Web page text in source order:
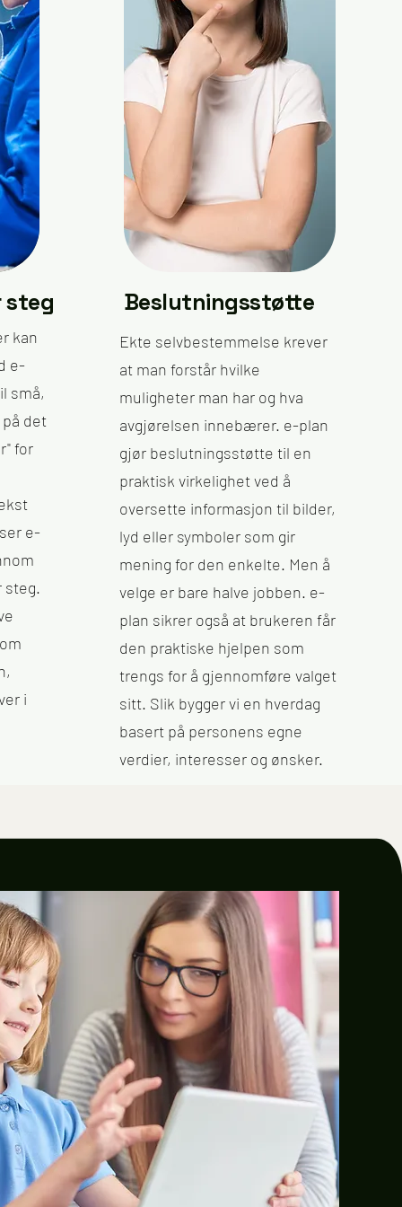
steg
kan
e-
små,
det
for
e-
steg.
i
Beslutningsstøtte
Ekte selvbestemmelse krever
at man forstår hvilke
muligheter man har og hva
avgjørelsen innebærer. e-plan
gjør beslutningsstøtte til en
praktisk virkelighet ved å
oversette informasjon til bilder,
lyd eller symboler som gir
mening for den enkelte. Men å
velge er bare halve jobben. e-
plan sikrer også at brukeren får
den praktiske hjelpen som
trengs for å gjennomføre valget
sitt. Slik bygger vi en hverdag
basert på personens egne
verdier, interesser og ønsker.